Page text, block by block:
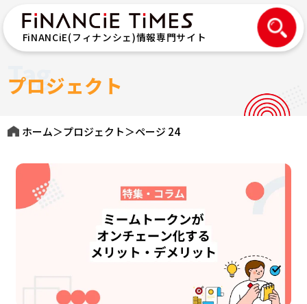
FiNANCiE(フィナンシェ)情報専門サイト
プロジェクト
Tag
ホーム＞プロジェクト＞ページ 24